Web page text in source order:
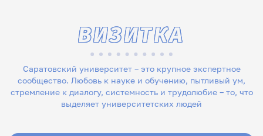
Саратовский университет – это крупное экспертное
сообщество. Любовь к науке и обучению, пытливый ум,
стремление к диалогу, системность и трудолюбие – то, что
выделяет университетских людей
ВИЗИТКА